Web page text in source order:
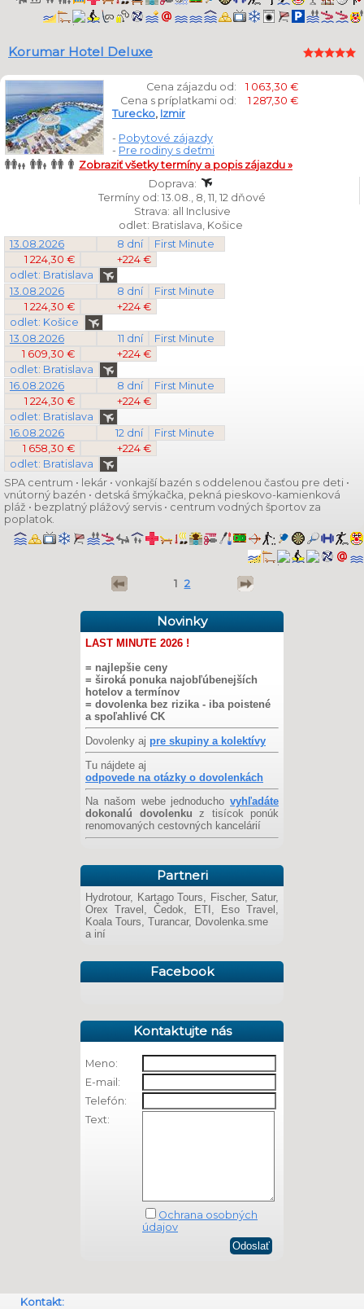
Korumar Hotel Deluxe
Cena zájazdu od:
1 063,30 €
Cena s príplatkami od:
1 287,30 €
Turecko, Izmir
- Pobytové zájazdy
- Pre rodiny s deťmi
Zobraziť všetky termíny a popis zájazdu »
Doprava:
Termíny od: 13.08., 8, 11, 12 dňové
Strava: all Inclusive
odlet: Bratislava, Košice
13.08.2026
8 dní
First Minute
1 224,30 €
+224 €
odlet: Bratislava
13.08.2026
8 dní
First Minute
1 224,30 €
+224 €
odlet: Košice
13.08.2026
11 dní
First Minute
1 609,30 €
+224 €
odlet: Bratislava
16.08.2026
8 dní
First Minute
1 224,30 €
+224 €
odlet: Bratislava
16.08.2026
12 dní
First Minute
1 658,30 €
+224 €
odlet: Bratislava
SPA centrum • lekár • vonkajší bazén s oddelenou časťou pre deti •
vnútorný bazén • detská šmýkačka, pekná pieskovo-kamienková
pláž • bezplatný plážový servis • centrum vodných športov za
poplatok.
1 2
Novinky
LAST MINUTE 2026 !
= najlepšie ceny
= široká ponuka najobľúbenejších
hotelov a termínov
= dovolenka bez rizika - iba poistené
a spoľahlivé CK
Dovolenky aj pre skupiny a kolektívy
Tu nájdete aj
odpovede na otázky o dovolenkách
Na našom webe jednoducho vyhľadáte
dokonalú dovolenku z tisícok ponúk
renomovaných cestovných kancelárií
Partneri
Hydrotour, Kartago Tours, Fischer, Satur,
Orex Travel, Čedok, ETI, Eso Travel,
Koala Tours, Turancar, Dovolenka.sme
a iní
Facebook
Kontaktujte nás
Meno:
E-mail:
Telefón:
Text:
Ochrana osobných
údajov
Kontakt: